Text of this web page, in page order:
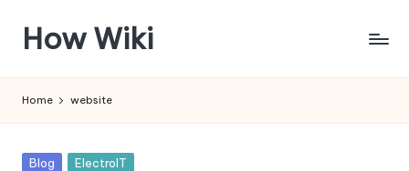
content
How Wiki
pentru
învața!
Home website
Posted
Blog ElectroIT